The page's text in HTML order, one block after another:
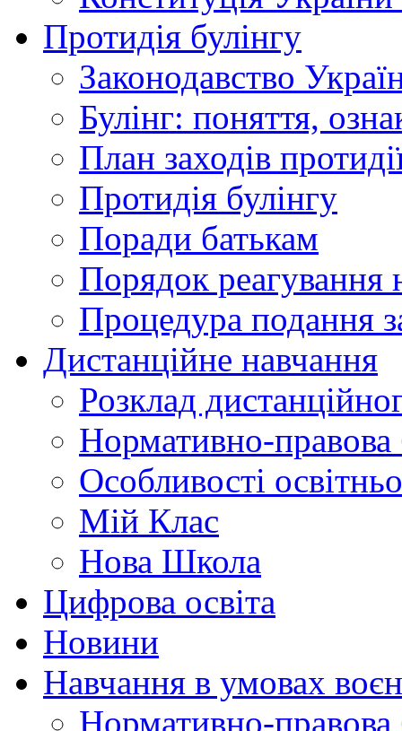
Протидія булінгу
Законодавство
Булінг: поняття,
План заходів
Протидія булінгу
Поради батькам
Порядок реагування
Процедура подання
Дистанційне навчання
Розклад
Нормативно-правова
Особливості
Мій Клас
Нова Школа
Цифрова освіта
Новини
Навчання в умовах
Нормативно-правова